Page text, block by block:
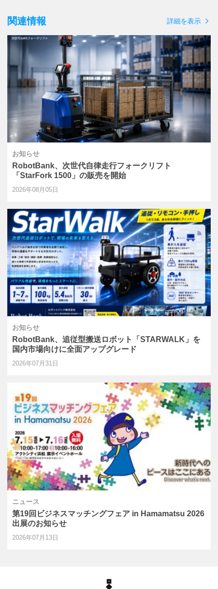
関連情報 詳細を表示
お知らせ
RobotBank、次世代自律走行フォークリフト
「StarFork 1500」の販売を開始
2026年08月05日
お知らせ
RobotBank、追従型搬送ロボット「STARWALK」を
国内市場向けに全面アップグレード
2026年07月31日
ニュース
第19回ビジネスマッチングフェア in Hamamatsu 2026
出展のお知らせ
2026年07月13日